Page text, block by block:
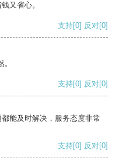
又省心。
支持[0] 反对[0]
支持[0] 反对[0]
能及时解决，服务态度非常
支持[0] 反对[0]